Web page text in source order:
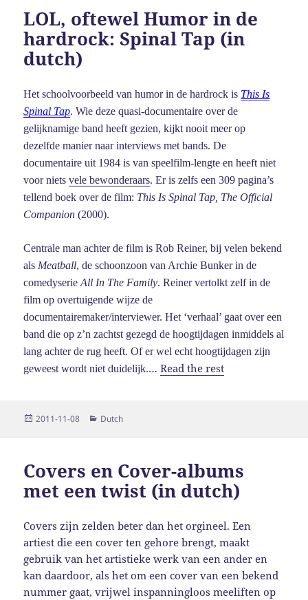
LOL, oftewel Humor in de
hardrock: Spinal Tap (in
dutch)
Het schoolvoorbeeld van humor in de hardrock is This Is
Spinal Tap. Wie deze quasi-documentaire over de
gelijknamige band heeft gezien, kijkt nooit meer op
dezelfde manier naar interviews met bands. De
documentaire uit 1984 is van speelfilm-lengte en heeft niet
voor nietsvele bewonderaars. Er is zelfs een 309 pagina’s
tellend boek over de film: This Is Spinal Tap, The Official
Companion (2000).
Centrale man achter de film is Rob Reiner, bij velen bekend
als Meatball, de schoonzoon van Archie Bunker in de
comedyserieAll In The Family. Reiner vertolkt zelf in de
film op overtuigende wijze de
documentairemaker/interviewer. Het ‘verhaal’ gaat over een
band die op z’n zachtst gezegd de hoogtijdagen inmiddels al
lang achter de rug heeft. Of er wel echt hoogtijdagen zijn
geweest wordt niet duidelijk.…Read the rest
Posted
2011-11-08 Categories
Dutch
Covers en Cover-albums
met een twist (in dutch)
Covers zijn zelden beter dan het orgineel. Een
artiest die een cover ten gehore brengt, maakt
gebruik van het artistieke werk van een ander en
kan daardoor, als het om een cover van een bekend
nummer gaat, vrijwel inspanningloos meeliften op